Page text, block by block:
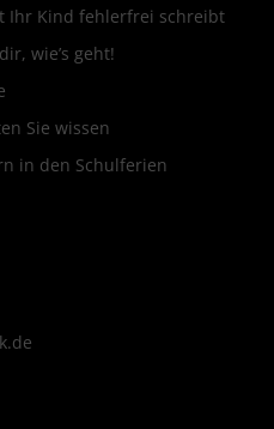
Ihr Kind fehlerfrei schreibt
wie’s geht!
Sie wissen
in den Schulferien